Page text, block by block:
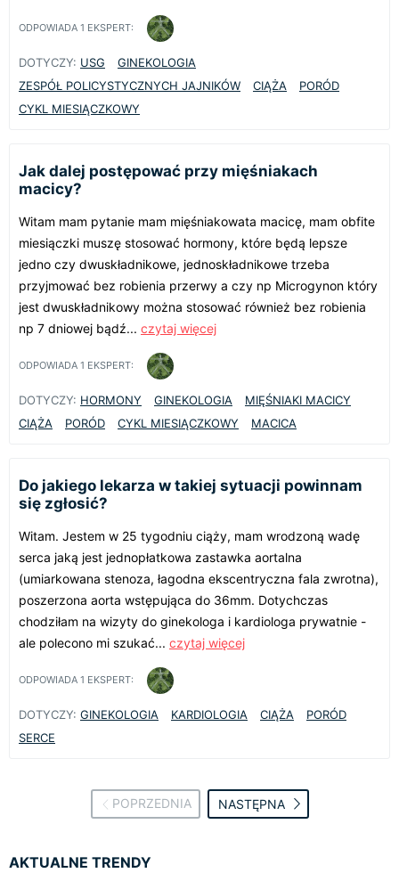
ODPOWIADA 1 EKSPERT:
DOTYCZY: USG
GINEKOLOGIA
ZESPÓŁ POLICYSTYCZNYCH JAJNIKÓW
CIĄŻA
PORÓD
CYKL MIESIĄCZKOWY
Jak dalej postępować przy mięśniakach
macicy?
Witam mam pytanie mam mięśniakowata macicę, mam obfite
miesiączki muszę stosować hormony, które będą lepsze
jedno czy dwuskładnikowe, jednoskładnikowe trzeba
przyjmować bez robienia przerwy a czy np Microgynon który
jest dwuskładnikowy można stosować również bez robienia
np 7 dniowej bądź... czytaj więcej
ODPOWIADA 1 EKSPERT:
DOTYCZY: HORMONY GINEKOLOGIA
MIĘŚNIAKI MACICY
CIĄŻA
PORÓD CYKL MIESIĄCZKOWY MACICA
Do jakiego lekarza w takiej sytuacji powinnam
się zgłosić?
Witam. Jestem w 25 tygodniu ciąży, mam wrodzoną wadę
serca jaką jest jednopłatkowa zastawka aortalna
(umiarkowana stenoza, łagodna ekscentryczna fala zwrotna),
poszerzona aorta wstępująca do 36mm. Dotychczas
chodziłam na wizyty do ginekologa i kardiologa prywatnie -
ale polecono mi szukać... czytaj więcej
ODPOWIADA 1 EKSPERT:
DOTYCZY: GINEKOLOGIA KARDIOLOGIA CIĄŻA
PORÓD
SERCE
POPRZEDNIA NASTĘPNA
AKTUALNE TRENDY